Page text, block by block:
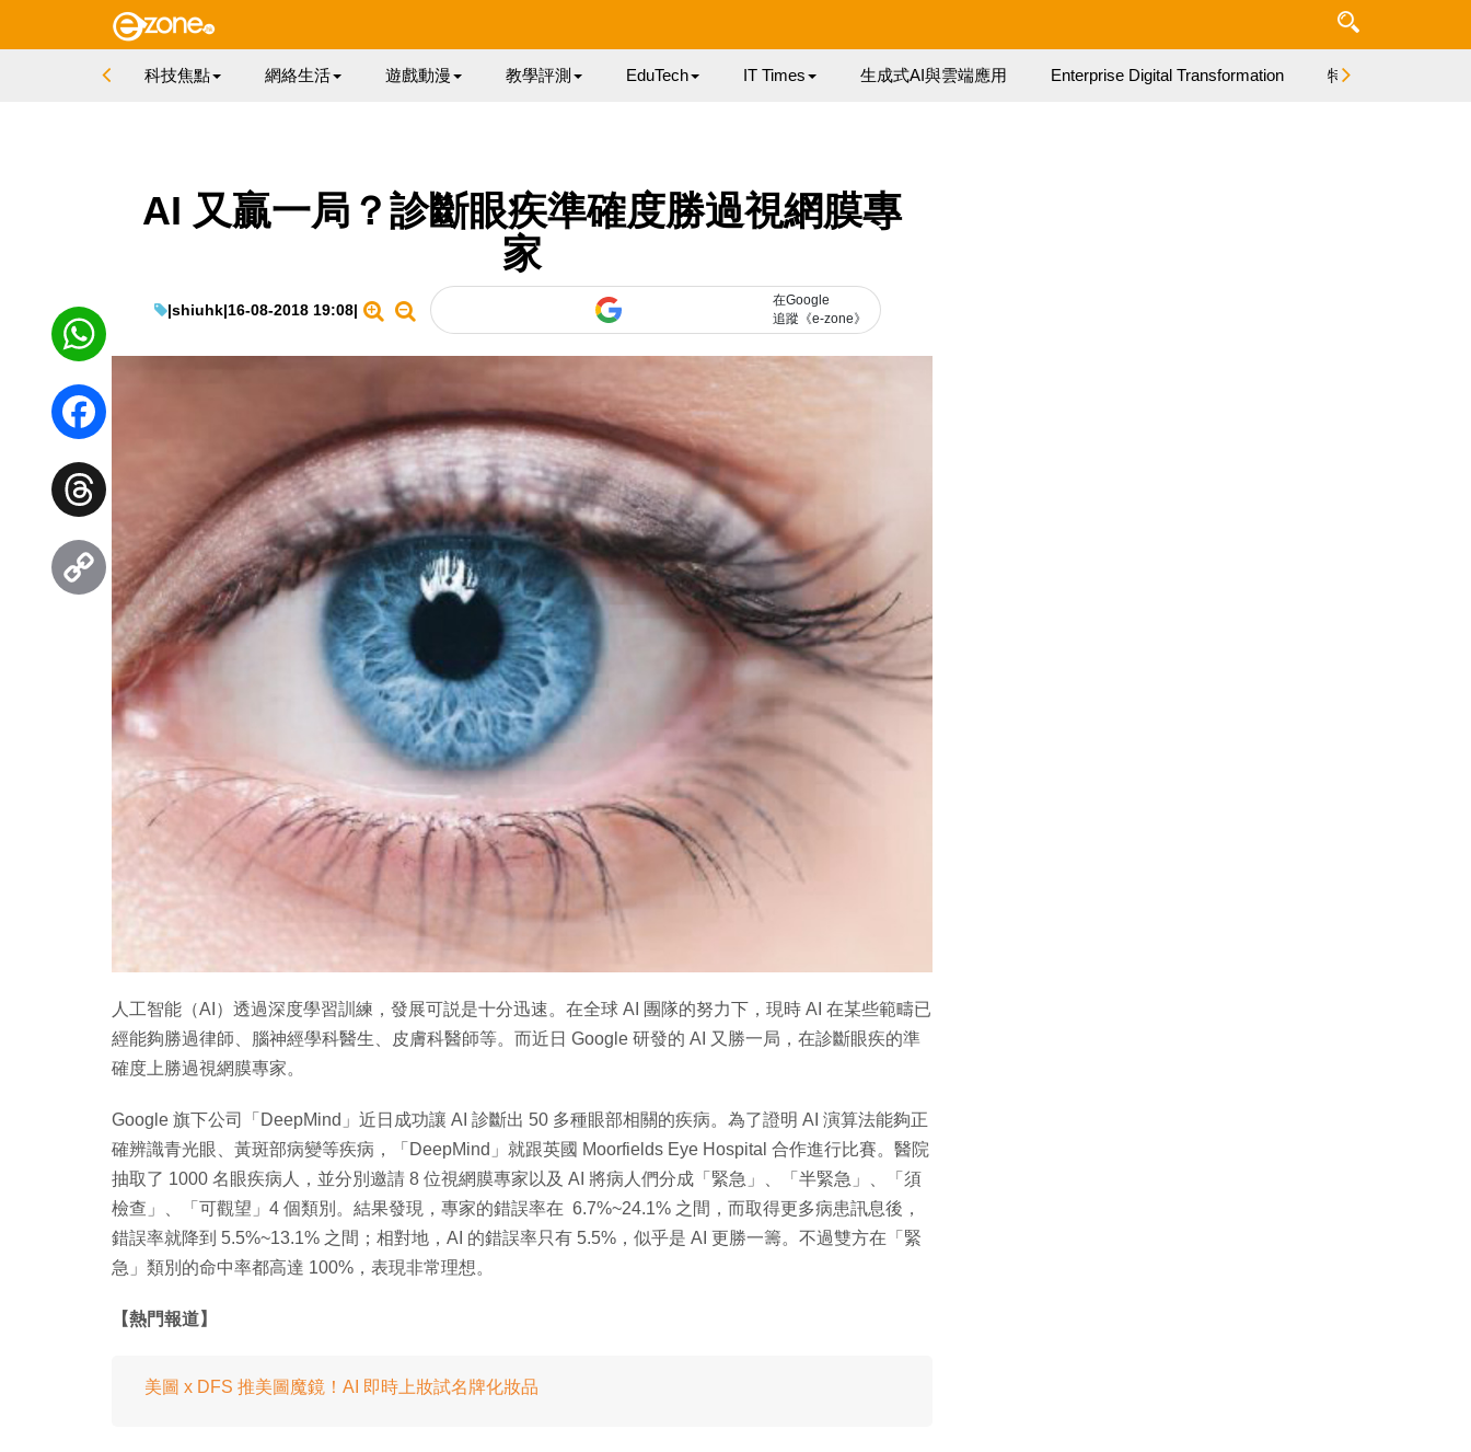
科技焦點 網絡生活 遊戲動漫 教學評測 EduTech IT Times 生成式AI與雲端應用 Enterprise Digital Transformation 特集
AI 又贏一局？診斷眼疾準確度勝過視網膜專
家
|shiuhk|16-08-2018 19:08|
在Google
追蹤《e-zone》
人工智能（AI）透過深度學習訓練，發展可説是十分迅速。在全球 AI 團隊的努力下，現時 AI 在某些範疇已
經能夠勝過律師、腦神經學科醫生、皮膚科醫師等。而近日 Google 研發的 AI 又勝一局，在診斷眼疾的準
確度上勝過視網膜專家。
Google 旗下公司「DeepMind」近日成功讓 AI 診斷出 50 多種眼部相關的疾病。為了證明 AI 演算法能夠正
確辨識青光眼、黃斑部病變等疾病，「DeepMind」就跟英國 Moorfields Eye Hospital 合作進行比賽。醫院
抽取了 1000 名眼疾病人，並分別邀請 8 位視網膜專家以及 AI 將病人們分成「緊急」、「半緊急」、「須
檢查」、「可觀望」4 個類別。結果發現，專家的錯誤率在 6.7%~24.1% 之間，而取得更多病患訊息後，
錯誤率就降到 5.5%~13.1% 之間；相對地，AI 的錯誤率只有 5.5%，似乎是 AI 更勝一籌。不過雙方在「緊
急」類別的命中率都高達 100%，表現非常理想。
【熱門報道】
美圖 x DFS 推美圖魔鏡！AI 即時上妝試名牌化妝品
WhatsApp
Facebook
Threads
Copy
Link